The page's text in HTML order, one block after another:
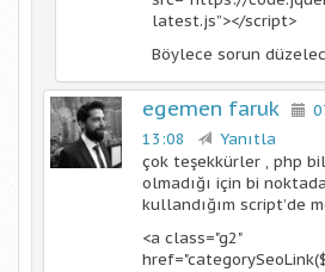
latest.js”></script>
Böylece sorun
egemen faruk
13:08
Yanıtla
çok teşekkürler , php
olmadığı için bi
kullandığım script’de
<a class="g2"